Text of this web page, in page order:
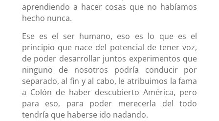
aprendiendo a hacer cosas que no habíamos
hecho nunca.
Ese es el ser humano, eso es lo que es el
principio que nace del potencial de tener voz,
de poder desarrollar juntos experimentos que
ninguno de nosotros podría conducir por
separado, al fin y al cabo, le atribuimos la fama
a Colón de haber descubierto América, pero
para eso, para poder merecerla del todo
tendría que haberse ido nadando.